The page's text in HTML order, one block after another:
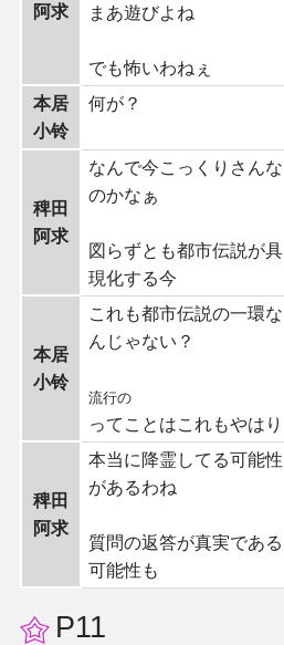
阿求 まあ遊びよね
でも怖いわねぇ
本居
小铃
何が？
稗田
阿求
なんで今こっくりさんな
のかなぁ
図らずとも都市伝説が具
現化する今
本居
小铃
これも都市伝説の一環な
んじゃない？
流行の
ってことはこれもやはり
稗田
阿求
本当に降霊してる可能性
があるわね
質問の返答が真実である
可能性も
P11